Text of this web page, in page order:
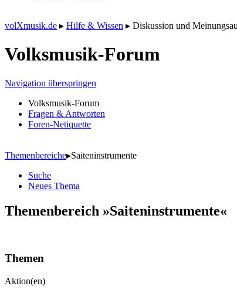
volXmusik.de ▸ Hilfe & Wissen ▸ Diskussion und
Volksmusik-Forum
Navigation überspringen
Volksmusik-Forum
Fragen & Antworten
Foren-Netiquette
Themenbereiche▸Saiteninstrumente
Suche
Neues Thema
Themenbereich »Saiteninstrumente«
Themen
Aktion(en)